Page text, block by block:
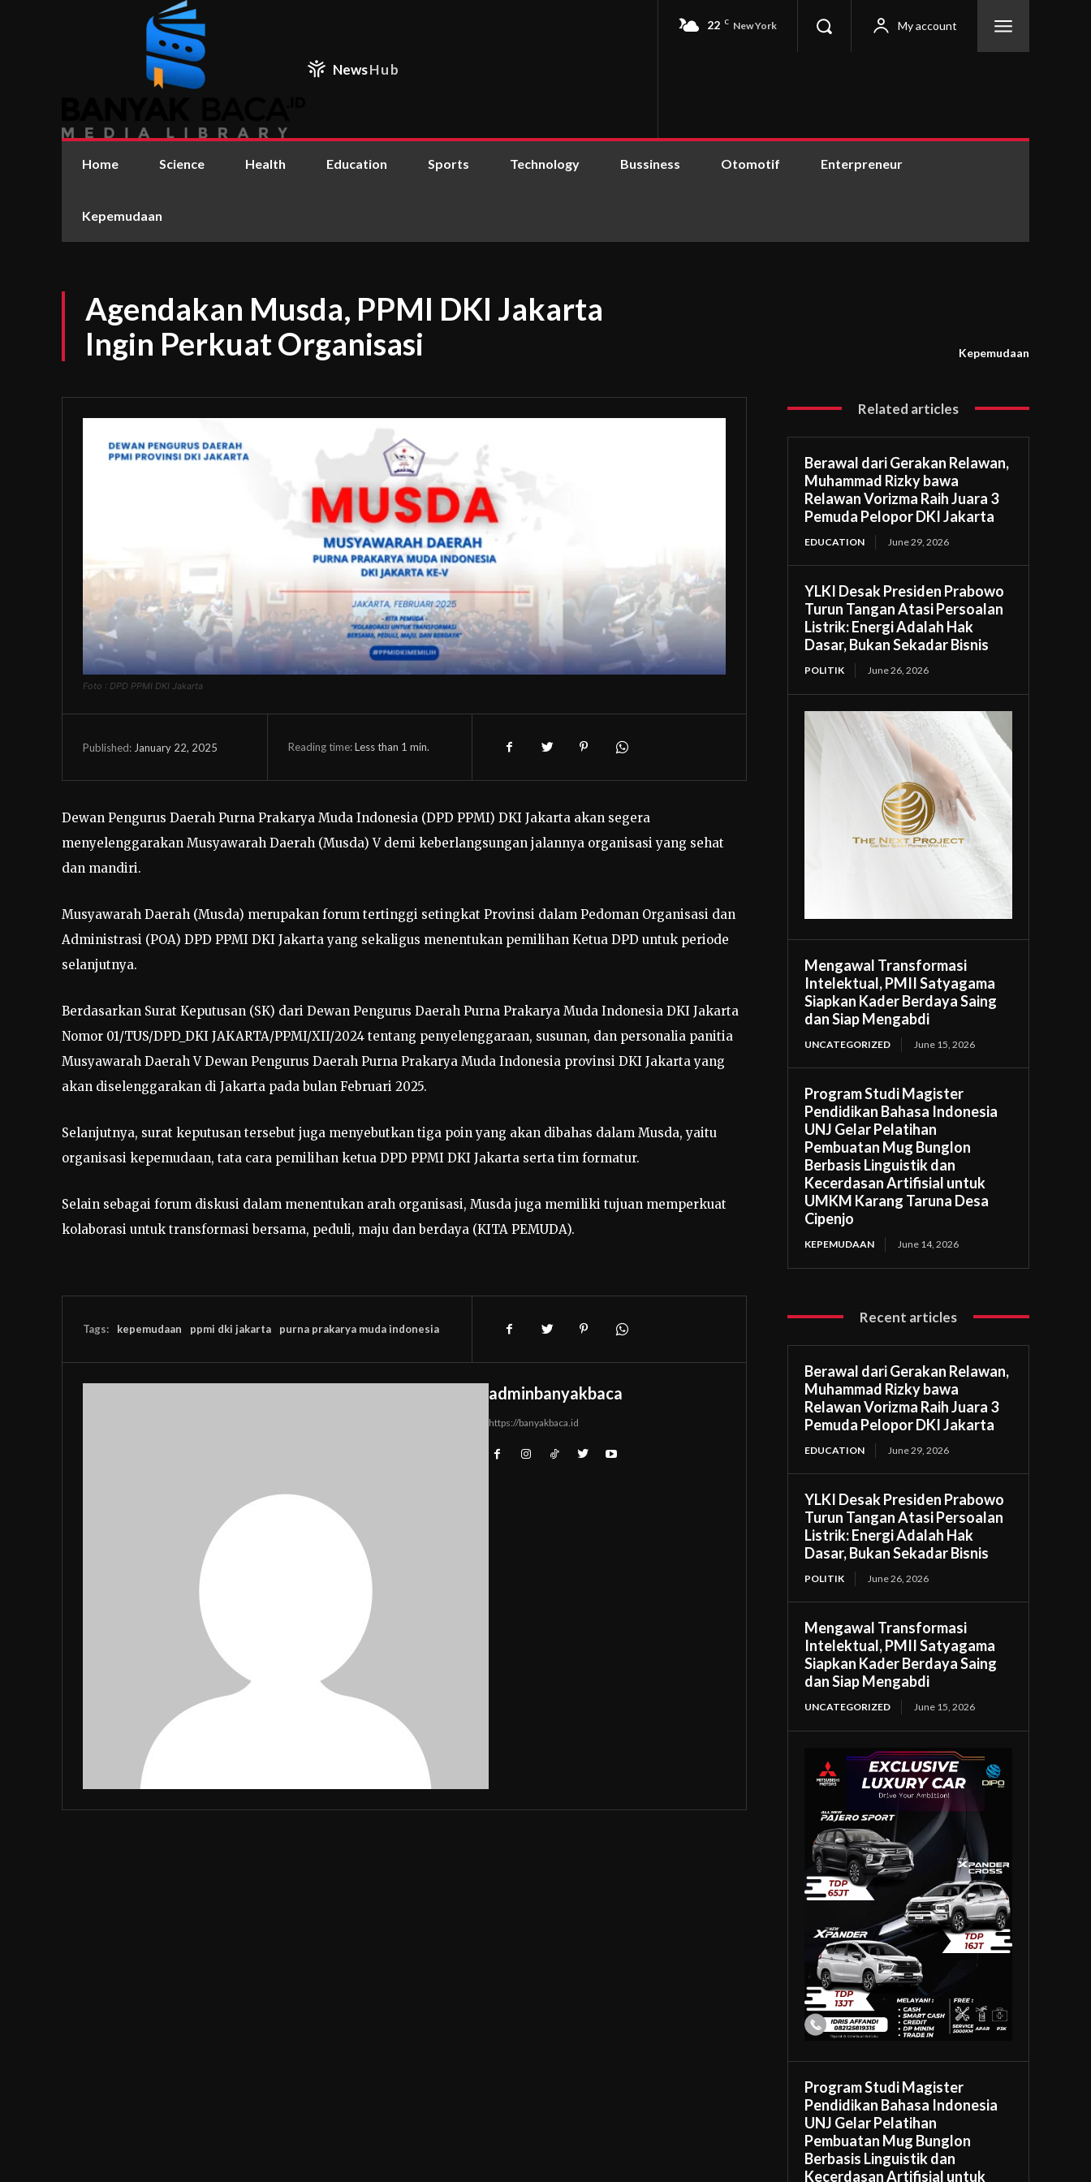
NewsHub
22 C New York My account
Home Science Health Education Sports Technology Bussiness Otomotif Enterpreneur
Kepemudaan
Agendakan Musda, PPMI DKI Jakarta
Ingin Perkuat Organisasi
Kepemudaan
Foto : DPD PPMI DKI Jakarta
Published: January 22, 2025 Reading time:Less than 1 min.
Dewan Pengurus Daerah Purna Prakarya Muda Indonesia (DPD PPMI) DKI Jakarta akan segera
menyelenggarakan Musyawarah Daerah (Musda) V demi keberlangsungan jalannya organisasi yang sehat
dan mandiri.
Musyawarah Daerah (Musda) merupakan forum tertinggi setingkat Provinsi dalam Pedoman Organisasi dan
Administrasi (POA) DPD PPMI DKI Jakarta yang sekaligus menentukan pemilihan Ketua DPD untuk periode
selanjutnya.
Berdasarkan Surat Keputusan (SK) dari Dewan Pengurus Daerah Purna Prakarya Muda Indonesia DKI Jakarta
Nomor 01/TUS/DPD_DKI JAKARTA/PPMI/XII/2024 tentang penyelenggaraan, susunan, dan personalia panitia
Musyawarah Daerah V Dewan Pengurus Daerah Purna Prakarya Muda Indonesia provinsi DKI Jakarta yang
akan diselenggarakan di Jakarta pada bulan Februari 2025.
Selanjutnya, surat keputusan tersebut juga menyebutkan tiga poin yang akan dibahas dalam Musda, yaitu
organisasi kepemudaan, tata cara pemilihan ketua DPD PPMI DKI Jakarta serta tim formatur.
Selain sebagai forum diskusi dalam menentukan arah organisasi, Musda juga memiliki tujuan memperkuat
kolaborasi untuk transformasi bersama, peduli, maju dan berdaya (KITA PEMUDA).
Tags: kepemudaan ppmi dki jakarta purna prakarya muda indonesia
adminbanyakbaca
https://banyakbaca.id
Related articles
Berawal dari Gerakan Relawan,
Muhammad Rizky bawa
Relawan Vorizma Raih Juara 3
Pemuda Pelopor DKI Jakarta
EDUCATION June 29, 2026
YLKI Desak Presiden Prabowo
Turun Tangan Atasi Persoalan
Listrik: Energi Adalah Hak
Dasar, Bukan Sekadar Bisnis
POLITIK June 26, 2026
Mengawal Transformasi
Intelektual, PMII Satyagama
Siapkan Kader Berdaya Saing
dan Siap Mengabdi
UNCATEGORIZED June 15, 2026
Program Studi Magister
Pendidikan Bahasa Indonesia
UNJ Gelar Pelatihan
Pembuatan Mug Bunglon
Berbasis Linguistik dan
Kecerdasan Artifisial untuk
UMKM Karang Taruna Desa
Cipenjo
KEPEMUDAAN June 14, 2026
Recent articles
Berawal dari Gerakan Relawan,
Muhammad Rizky bawa
Relawan Vorizma Raih Juara 3
Pemuda Pelopor DKI Jakarta
EDUCATION June 29, 2026
YLKI Desak Presiden Prabowo
Turun Tangan Atasi Persoalan
Listrik: Energi Adalah Hak
Dasar, Bukan Sekadar Bisnis
POLITIK June 26, 2026
Mengawal Transformasi
Intelektual, PMII Satyagama
Siapkan Kader Berdaya Saing
dan Siap Mengabdi
UNCATEGORIZED June 15, 2026
Program Studi Magister
Pendidikan Bahasa Indonesia
UNJ Gelar Pelatihan
Pembuatan Mug Bunglon
Berbasis Linguistik dan
Kecerdasan Artifisial untuk